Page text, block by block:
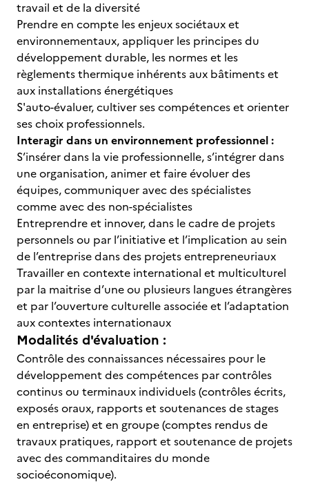
travail et de la diversité
Prendre en compte les enjeux sociétaux et
environnementaux, appliquer les principes du
développement durable, les normes et les
règlements thermique inhérents aux bâtiments et
aux installations énergétiques
S'auto-évaluer, cultiver ses compétences et orienter
ses choix professionnels.
Interagir dans un environnement professionnel :
S’insérer dans la vie professionnelle, s’intégrer dans
une organisation, animer et faire évoluer des
équipes, communiquer avec des spécialistes
comme avec des non-spécialistes
Entreprendre et innover, dans le cadre de projets
personnels ou par l’initiative et l’implication au sein
de l’entreprise dans des projets entrepreneuriaux
Travailler en contexte international et multiculturel
par la maitrise d’une ou plusieurs langues étrangères
et par l’ouverture culturelle associée et l’adaptation
aux contextes internationaux
Modalités d'évaluation :
Contrôle des connaissances nécessaires pour le
développement des compétences par contrôles
continus ou terminaux individuels (contrôles écrits,
exposés oraux, rapports et soutenances de stages
en entreprise) et en groupe (comptes rendus de
travaux pratiques, rapport et soutenance de projets
avec des commanditaires du monde
socioéconomique).